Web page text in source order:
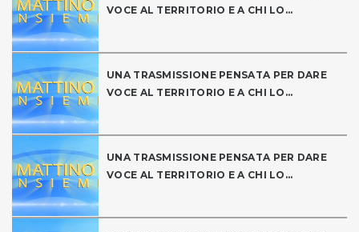
VOCE AL TERRITORIO E A CHI LO...
UNA TRASMISSIONE PENSATA PER DARE
VOCE AL TERRITORIO E A CHI LO...
UNA TRASMISSIONE PENSATA PER DARE
VOCE AL TERRITORIO E A CHI LO...